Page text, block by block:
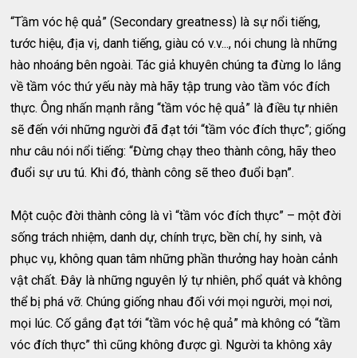
“Tầm vóc hệ quả” (Secondary greatness) là sự nổi tiếng,
tước hiệu, địa vị, danh tiếng, giàu có v.v..., nói chung là những
hào nhoáng bên ngoài. Tác giả khuyên chúng ta đừng lo lắng
về tầm vóc thứ yếu này mà hãy tập trung vào tầm vóc đích
thực. Ông nhấn mạnh rằng “tầm vóc hệ quả” là điều tự nhiên
sẽ đến với những người đã đạt tới “tầm vóc đích thực”; giống
như câu nói nổi tiếng: “Đừng chạy theo thành công, hãy theo
đuổi sự ưu tú. Khi đó, thành công sẽ theo đuổi bạn”.
Một cuộc đời thành công là vì “tầm vóc đích thực” – một đời
sống trách nhiệm, danh dự, chính trực, bền chí, hy sinh, và
phục vụ, không quan tâm những phần thưởng hay hoàn cảnh
vật chất. Đây là những nguyên lý tự nhiên, phổ quát và không
thể bị phá vỡ. Chúng giống nhau đối với mọi người, mọi nơi,
mọi lúc. Cố gắng đạt tới “tầm vóc hệ quả” mà không có “tầm
vóc đích thực” thì cũng không được gì. Người ta không xây